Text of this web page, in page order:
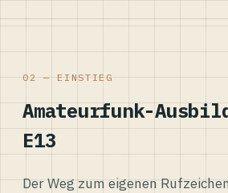
02 — EINSTIEG
Amateurfunk-
E13
Der Weg zum eigenen